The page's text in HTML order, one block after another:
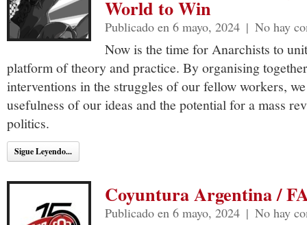
World to Win
Publicado en 6 mayo, 2024 | No hay
Now is the time for Anarchists to
platform of theory and practice. By organising
interventions in the struggles of our fellow workers,
usefulness of our ideas and the potential for a mass
politics.
Sigue Leyendo...
Coyuntura Argentina /
Publicado en 6 mayo, 2024 | No hay